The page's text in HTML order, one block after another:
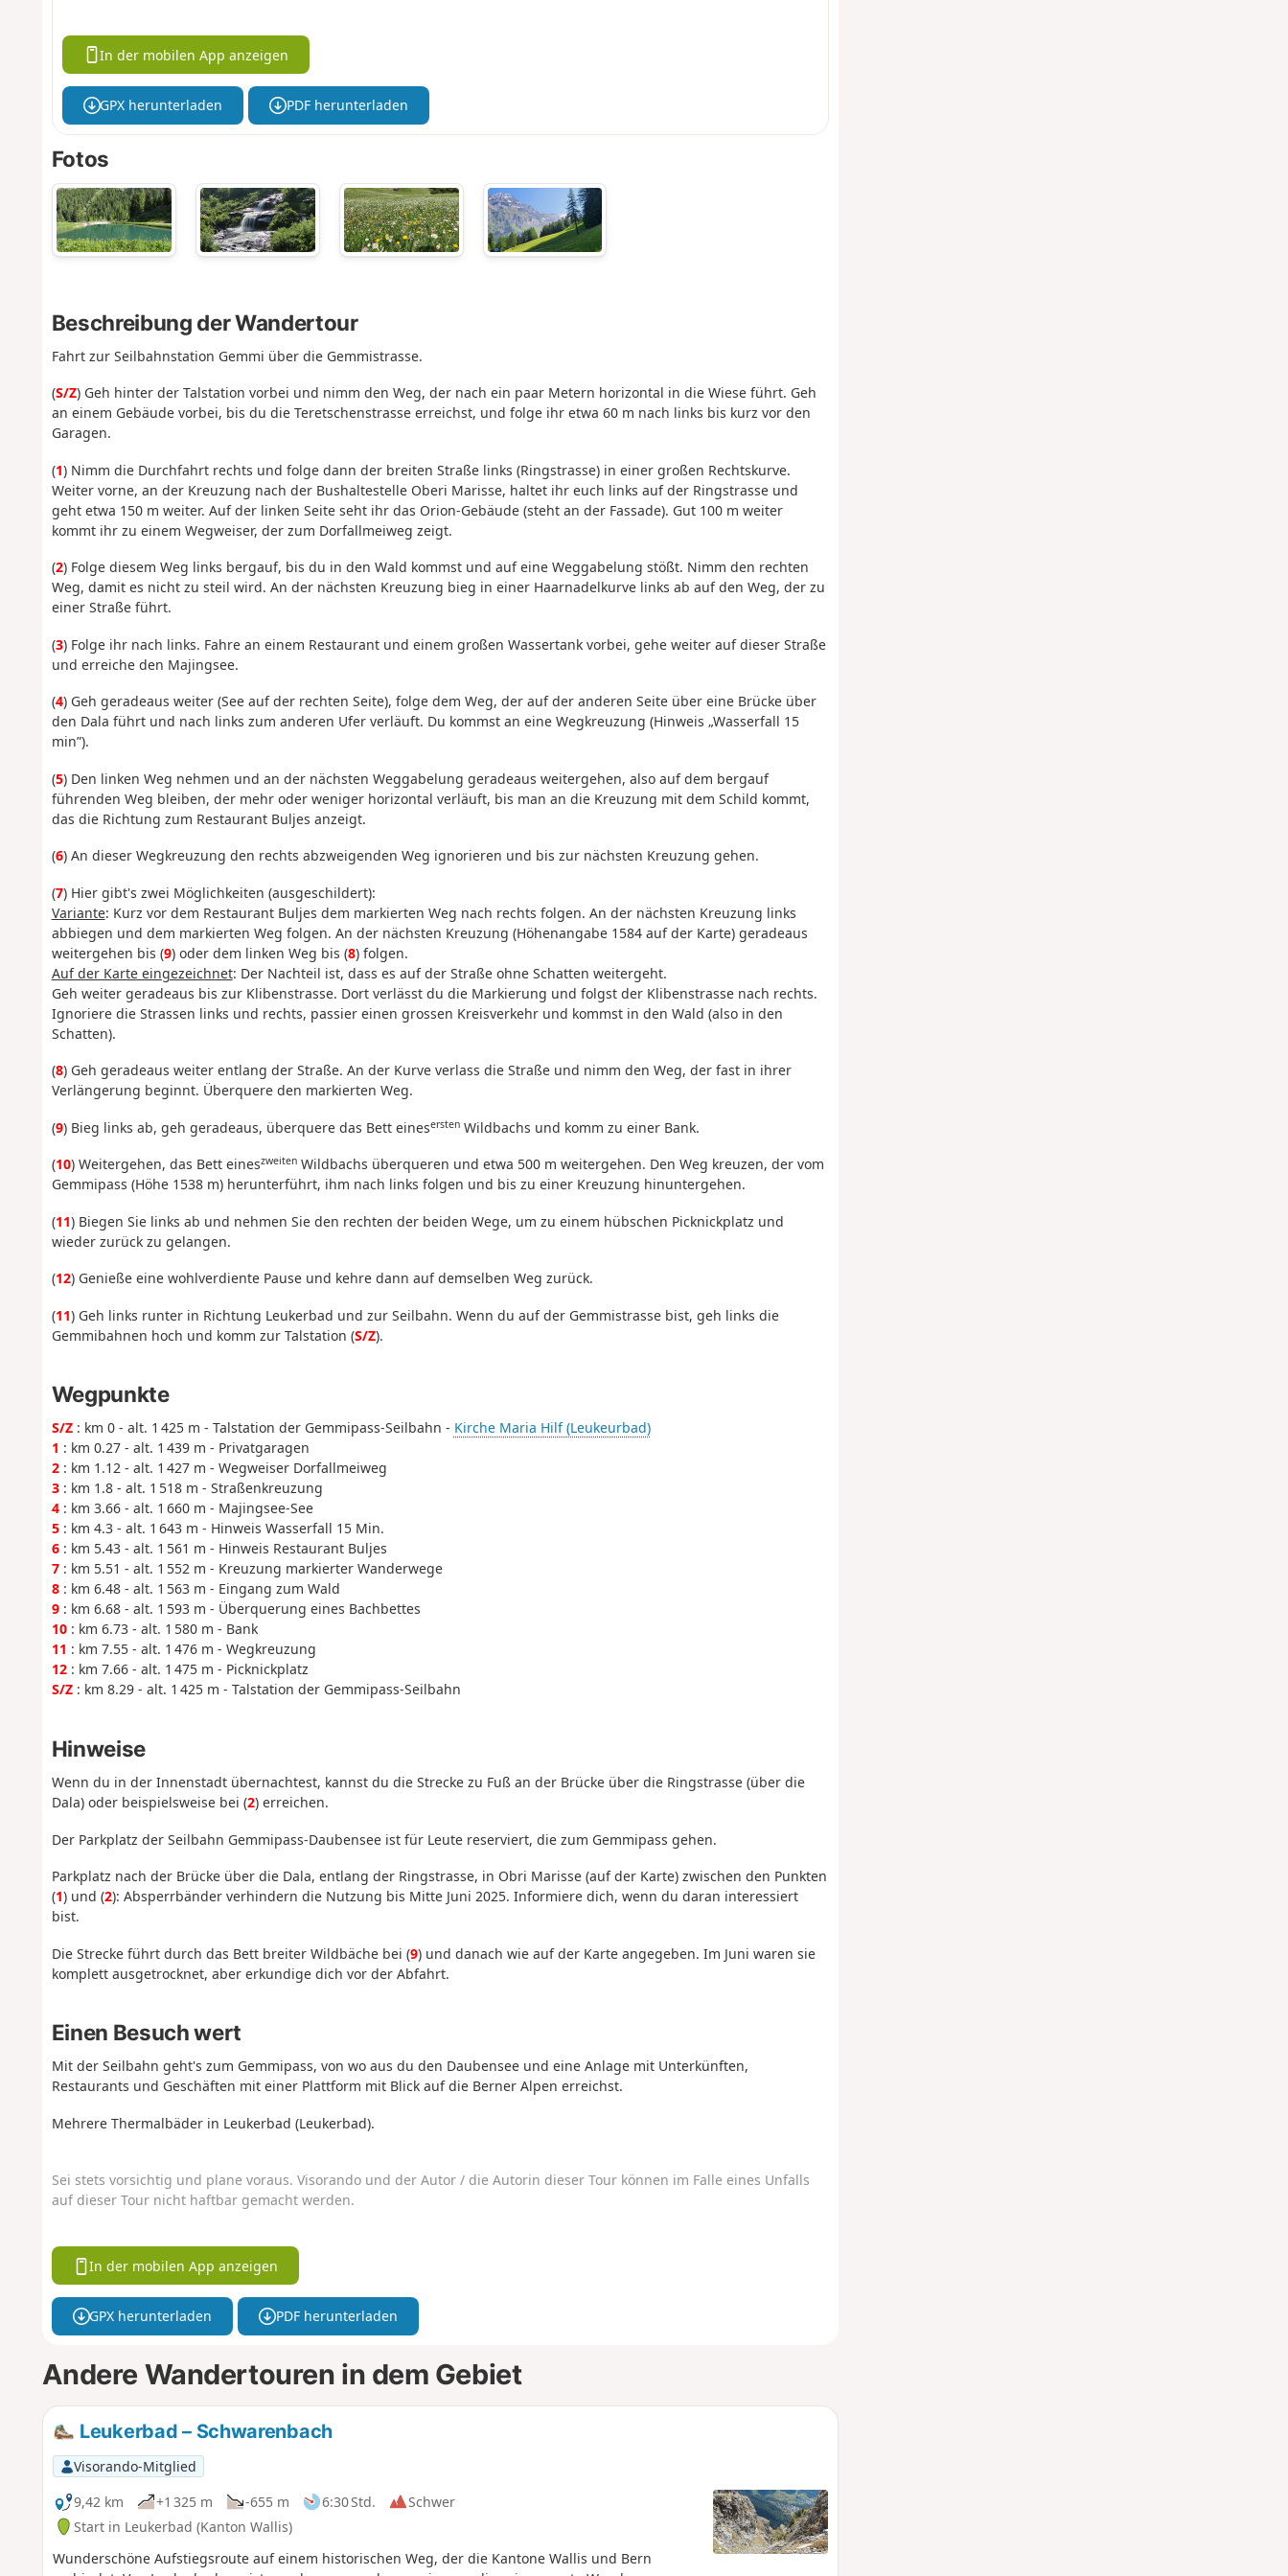
In der mobilen App anzeigen
GPX herunterladen PDF herunterladen
Fotos
Beschreibung der Wandertour
Fahrt zur Seilbahnstation Gemmi über die Gemmistrasse.
(S/Z) Geh hinter der Talstation vorbei und nimm den Weg, der nach ein paar Metern horizontal in die Wiese führt. Geh
an einem Gebäude vorbei, bis du die Teretschenstrasse erreichst, und folge ihr etwa 60 m nach links bis kurz vor den
Garagen.
(1) Nimm die Durchfahrt rechts und folge dann der breiten Straße links (Ringstrasse) in einer großen Rechtskurve.
Weiter vorne, an der Kreuzung nach der Bushaltestelle Oberi Marisse, haltet ihr euch links auf der Ringstrasse und
geht etwa 150 m weiter. Auf der linken Seite seht ihr das Orion-Gebäude (steht an der Fassade). Gut 100 m weiter
kommt ihr zu einem Wegweiser, der zum Dorfallmeiweg zeigt.
(2) Folge diesem Weg links bergauf, bis du in den Wald kommst und auf eine Weggabelung stößt. Nimm den rechten
Weg, damit es nicht zu steil wird. An der nächsten Kreuzung bieg in einer Haarnadelkurve links ab auf den Weg, der zu
einer Straße führt.
(3) Folge ihr nach links. Fahre an einem Restaurant und einem großen Wassertank vorbei, gehe weiter auf dieser Straße
und erreiche den Majingsee.
(4) Geh geradeaus weiter (See auf der rechten Seite), folge dem Weg, der auf der anderen Seite über eine Brücke über
den Dala führt und nach links zum anderen Ufer verläuft. Du kommst an eine Wegkreuzung (Hinweis „Wasserfall 15
min”).
(5) Den linken Weg nehmen und an der nächsten Weggabelung geradeaus weitergehen, also auf dem bergauf
führenden Weg bleiben, der mehr oder weniger horizontal verläuft, bis man an die Kreuzung mit dem Schild kommt,
das die Richtung zum Restaurant Buljes anzeigt.
(6) An dieser Wegkreuzung den rechts abzweigenden Weg ignorieren und bis zur nächsten Kreuzung gehen.
(7) Hier gibt's zwei Möglichkeiten (ausgeschildert):
Variante: Kurz vor dem Restaurant Buljes dem markierten Weg nach rechts folgen. An der nächsten Kreuzung links
abbiegen und dem markierten Weg folgen. An der nächsten Kreuzung (Höhenangabe 1584 auf der Karte) geradeaus
weitergehen bis (9) oder dem linken Weg bis (8) folgen.
Auf der Karte eingezeichnet: Der Nachteil ist, dass es auf der Straße ohne Schatten weitergeht.
Geh weiter geradeaus bis zur Klibenstrasse. Dort verlässt du die Markierung und folgst der Klibenstrasse nach rechts.
Ignoriere die Strassen links und rechts, passier einen grossen Kreisverkehr und kommst in den Wald (also in den
Schatten).
(8) Geh geradeaus weiter entlang der Straße. An der Kurve verlass die Straße und nimm den Weg, der fast in ihrer
Verlängerung beginnt. Überquere den markierten Weg.
(9) Bieg links ab, geh geradeaus, überquere das Bett eineserstenWildbachs und komm zu einer Bank.
(10) Weitergehen, das Bett eineszweitenWildbachs überqueren und etwa 500 m weitergehen. Den Weg kreuzen, der vom
Gemmipass (Höhe 1538 m) herunterführt, ihm nach links folgen und bis zu einer Kreuzung hinuntergehen.
(11) Biegen Sie links ab und nehmen Sie den rechten der beiden Wege, um zu einem hübschen Picknickplatz und
wieder zurück zu gelangen.
(12) Genieße eine wohlverdiente Pause und kehre dann auf demselben Weg zurück.
(11) Geh links runter in Richtung Leukerbad und zur Seilbahn. Wenn du auf der Gemmistrasse bist, geh links die
Gemmibahnen hoch und komm zur Talstation (S/Z).
Wegpunkte
S/Z: km 0 - alt. 1 425 m - Talstation der Gemmipass-Seilbahn - Kirche Maria Hilf (Leukeurbad)
1 : km 0.27 - alt. 1 439 m - Privatgaragen
2: km 1.12 - alt. 1 427 m - Wegweiser Dorfallmeiweg
3: km 1.8 - alt. 1 518 m - Straßenkreuzung
4: km 3.66 - alt. 1 660 m - Majingsee-See
5: km 4.3 - alt. 1 643 m - Hinweis Wasserfall 15 Min.
6: km 5.43 - alt. 1 561 m - Hinweis Restaurant Buljes
7: km 5.51 - alt. 1 552 m - Kreuzung markierter Wanderwege
8: km 6.48 - alt. 1 563 m - Eingang zum Wald
9: km 6.68 - alt. 1 593 m - Überquerung eines Bachbettes
10: km 6.73 - alt. 1 580 m - Bank
11 : km 7.55 - alt. 1 476 m - Wegkreuzung
12: km 7.66 - alt. 1 475 m - Picknickplatz
S/Z: km 8.29 - alt. 1 425 m - Talstation der Gemmipass-Seilbahn
Hinweise
Wenn du in der Innenstadt übernachtest, kannst du die Strecke zu Fuß an der Brücke über die Ringstrasse (über die
Dala) oder beispielsweise bei (2) erreichen.
Der Parkplatz der Seilbahn Gemmipass-Daubensee ist für Leute reserviert, die zum Gemmipass gehen.
Parkplatz nach der Brücke über die Dala, entlang der Ringstrasse, in Obri Marisse (auf der Karte) zwischen den Punkten
(1) und (2): Absperrbänder verhindern die Nutzung bis Mitte Juni 2025. Informiere dich, wenn du daran interessiert
bist.
Die Strecke führt durch das Bett breiter Wildbäche bei (9) und danach wie auf der Karte angegeben. Im Juni waren sie
komplett ausgetrocknet, aber erkundige dich vor der Abfahrt.
Einen Besuch wert
Mit der Seilbahn geht's zum Gemmipass, von wo aus du den Daubensee und eine Anlage mit Unterkünften,
Restaurants und Geschäften mit einer Plattform mit Blick auf die Berner Alpen erreichst.
Mehrere Thermalbäder in Leukerbad (Leukerbad).
Sei stets vorsichtig und plane voraus. Visorando und der Autor / die Autorin dieser Tour können im Falle eines Unfalls
auf dieser Tour nicht haftbar gemacht werden.
In der mobilen App anzeigen
GPX herunterladen PDF herunterladen
Andere Wandertouren in dem Gebiet
Leukerbad – Schwarenbach
Visorando-Mitglied
9,42 km
+1 325 m -655 m 6:30 Std.
Schwer
Start in Leukerbad (Kanton Wallis)
Wunderschöne Aufstiegsroute auf einem historischen Weg, der die Kantone Wallis und Bern